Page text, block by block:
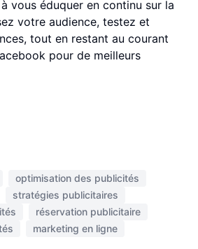
vous éduquer en continu sur la
votre audience, testez et
tout en restant au courant
pour de meilleurs
optimisation des publicités
stratégies publicitaires
réservation publicitaire
marketing en ligne